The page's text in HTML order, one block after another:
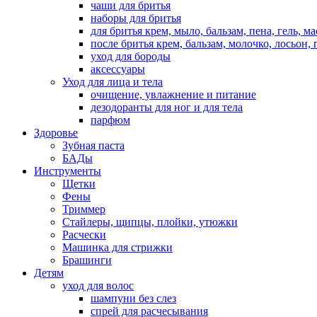
чаши для бритья
наборы для бритья
для бритья крем, мыло, бальзам, пена, гель,
после бритья крем, бальзам, молочко, лосьон,
уход для бороды
аксессуары
Уход для лица и тела
очищение, увлажнение и питание
дезодоранты для ног и для тела
парфюм
Здоровье
Зубная паста
БАДы
Инструменты
Щетки
Фены
Триммер
Стайлеры, щипцы, плойки, утюжки
Расчески
Машинка для стрижки
Брашинги
Детям
уход для волос
шампуни без слез
спрей для расчесывания